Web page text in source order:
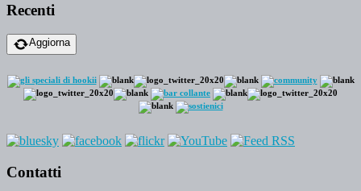
Recenti
Aggiorna
Contatti